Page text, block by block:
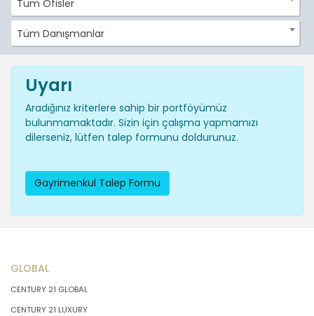
Tüm Ofisler
Tüm Danışmanlar
Uyarı
Aradığınız kriterlere sahip bir portföyümüz
bulunmamaktadır. Sizin için çalışma yapmamızı
dilerseniz, lütfen talep formunu doldurunuz.
Gayrimenkul Talep Formu
GLOBAL
CENTURY 21 GLOBAL
CENTURY 21 LUXURY